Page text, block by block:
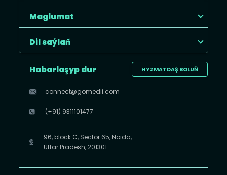
Maglumat
Dil saýlaň
HYZMATDAŞ BOLUŇ
Habarlaşyp dur
connect@gomedii.com
(+91) 9311101477
96, block C, Sector 65, Noida,
Uttar Pradesh, 201301